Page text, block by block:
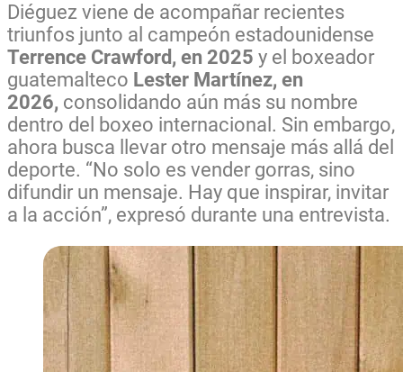
Diéguez viene de acompañar recientes
triunfos junto al campeón estadounidense
Terrence Crawford, en 2025 y el boxeador
guatemalteco Lester Martínez, en
2026, consolidando aún más su nombre
dentro del boxeo internacional. Sin embargo,
ahora busca llevar otro mensaje más allá del
deporte. “No solo es vender gorras, sino
difundir un mensaje. Hay que inspirar, invitar
a la acción”, expresó durante una entrevista.